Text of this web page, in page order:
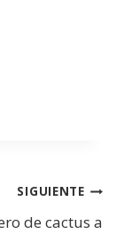
SIGUIENTE
de cactus a